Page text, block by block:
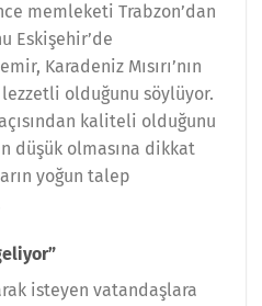
memleketi Trabzon’dan
Eskişehir’de
Karadeniz Mısırı’nın
olduğunu söylüyor.
kaliteli olduğunu
düşük olmasına dikkat
yoğun talep
isteyen vatandaşlara